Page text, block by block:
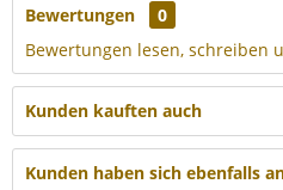
Bewertungen
0
Bewertungen lesen, schreiben
Kunden kauften auch
Kunden haben sich ebenfalls